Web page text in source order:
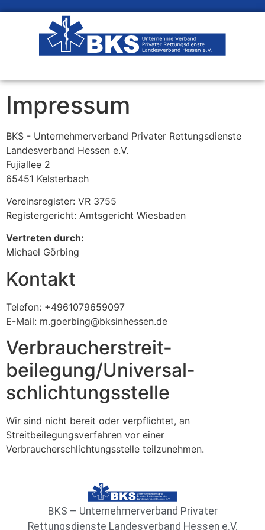
Impressum
BKS - Unternehmerverband Privater Rettungsdienste
Landesverband Hessen e.V.
Fujiallee 2
65451 Kelsterbach
Vereinsregister: VR 3755
Registergericht: Amtsgericht Wiesbaden
Vertreten durch:
Michael Görbing
Kontakt
Telefon: +4961079659097
E-Mail: m.goerbing@bksinhessen.de
Verbraucher­streit­
beilegung/Universal­
schlichtungs­stelle
Wir sind nicht bereit oder verpflichtet, an
Streitbeilegungsverfahren vor einer
Verbraucherschlichtungsstelle teilzunehmen.
BKS – Unternehmerverband Privater
Rettungsdienste Landesverband Hessen e.V.